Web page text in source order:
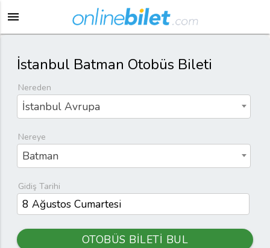
menu
İstanbul Batman Otobüs Bileti
Nereden
İstanbul Avrupa
Nereye
Batman
Gidiş Tarihi
OTOBÜS BİLETİ BUL